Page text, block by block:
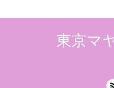
東京マ